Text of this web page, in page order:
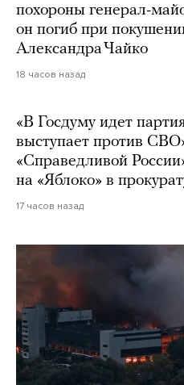
похороны генерал-
он погиб при
Александра Чайко
18 часов назад
«В Госдуму идет
выступает против
«Справедливой
на «Яблоко» в
17 часов назад